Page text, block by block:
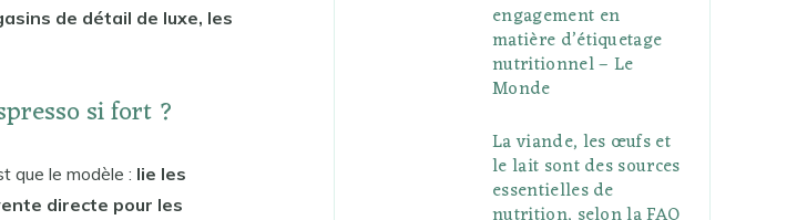
de détail de luxe, les
si fort ?
que le modèle : lie les
directe pour les
engagement en
matière d’étiquetage
nutritionnel – Le
Monde
La viande, les œufs et
le lait sont des sources
essentielles de